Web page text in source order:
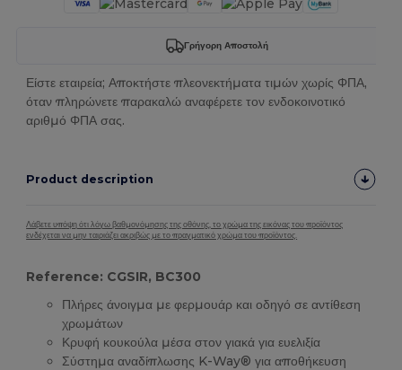
Γρήγορη Αποστολή
Είστε εταιρεία; Αποκτήστε πλεονεκτήματα τιμών χωρίς ΦΠΑ,
όταν πληρώνετε παρακαλώ αναφέρετε τον ενδοκοινοτικό
αριθμό ΦΠΑ σας.
Product description
Λάβετε υπόψη ότι λόγω βαθμονόμησης της οθόνης, το χρώμα της εικόνας του προϊόντος
ενδέχεται να μην ταιριάζει ακριβώς με το πραγματικό χρώμα του προϊόντος.
Reference: CGSIR, BC300
Πλήρες άνοιγμα με φερμουάρ και οδηγό σε αντίθεση
χρωμάτων
Κρυφή κουκούλα μέσα στον γιακά για ευελιξία
Σύστημα αναδίπλωσης K-Way® για αποθήκευση